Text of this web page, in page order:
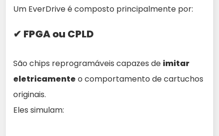
Um EverDrive é composto principalmente por:
✔ FPGA ou CPLD
São chips reprogramáveis capazes de imitar
eletricamente o comportamento de cartuchos
originais.
Eles simulam: